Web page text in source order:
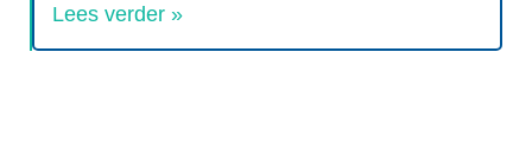
Lees verder »